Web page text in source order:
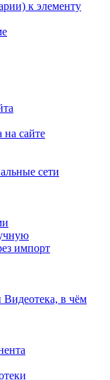
к элементу
на сайте
сети
импорт
в чём